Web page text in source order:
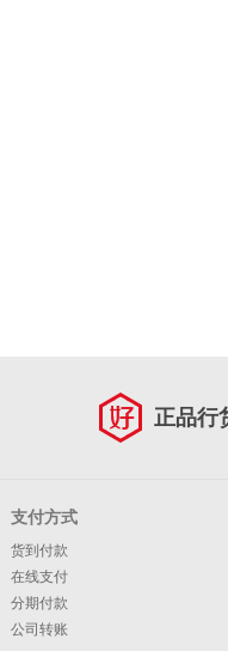
正品行
支付方式
货到付款
在线支付
分期付款
公司转账